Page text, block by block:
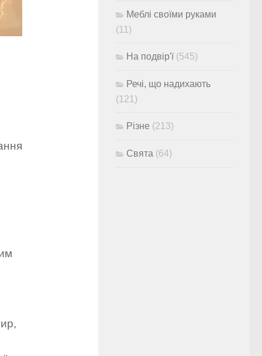
Меблі своїми руками
(11)
На подвір'ї(545)
Речі, що надихають
(121)
Різне (213)
Свята (64)